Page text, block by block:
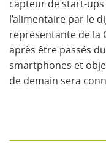
capteur de start-
l’alimentaire par le
représentante de la
après être passés
smartphones et
de demain sera